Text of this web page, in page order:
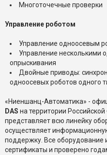
Многоточечные проверки
Управление роботом
Управление одноосевым
Управление несколькими
опрыскивания
Двойные приводы:
одноосевых роботов одного
«Ниеншанц-Автоматика» -
DAS на территории
представляет всю линейку
осуществляет
поддержку. Все оборудование
сертификаты и проверено